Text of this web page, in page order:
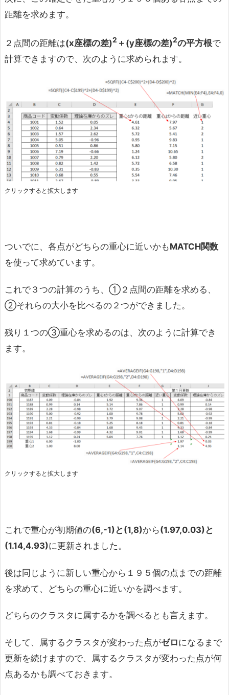
距離を求めます。
２点間の距離は(x座標の差)2 ＋(y座標の差)2の平方根で
計算できますので、次のように求められます。
クリックすると拡大します
ついでに、各点がどちらの重心に近いかもMATCH関数
を使って求めています。
これで３つの計算のうち、①２点間の距離を求める、
②それらの大小を比べるの２つができました。
残り１つの③重心を求めるのは、次のように計算でき
ます。
クリックすると拡大します
これで重心が初期値の(6,-1) と(1,8)から(1.97,0.03) と
(1.14,4.93)に更新されました。
後は同じように新しい重心から１９５個の点までの距離
を求めて、どちらの重心に近いかを調べます。
どちらのクラスタに属するかを調べるとも言えます。
そして、属するクラスタが変わった点がゼロになるまで
更新を続けますので、属するクラスタが変わった点が何
点あるかも調べておきます。